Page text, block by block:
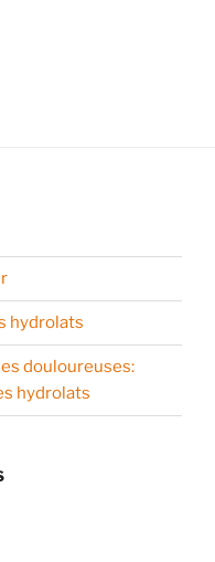
hydrolats
douloureuses:
hydrolats